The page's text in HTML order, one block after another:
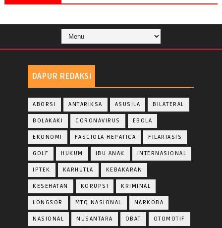
DAPUR REDAKSI
ABORSI ANTARIKSA ASUSILA BILATERAL
BOLAKAKI CORONAVIRUS EBOLA
EKONOMI FASCIOLA HEPATICA FILARIASIS
GOLF HUKUM IBU ANAK INTERNASIONAL
IPTEK KARHUTLA KEBAKARAN
KESEHATAN KORUPSI KRIMINAL
LONGSOR MTQ NASIONAL NARKOBA
NASIONAL NUSANTARA OBAT OTOMOTIF